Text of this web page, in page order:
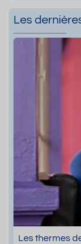
Les
Les thermes